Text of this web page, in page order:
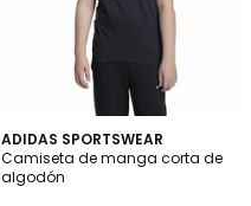
ADIDAS SPORTSWEAR
Camiseta de manga corta de
algodón
4,9
/ 5